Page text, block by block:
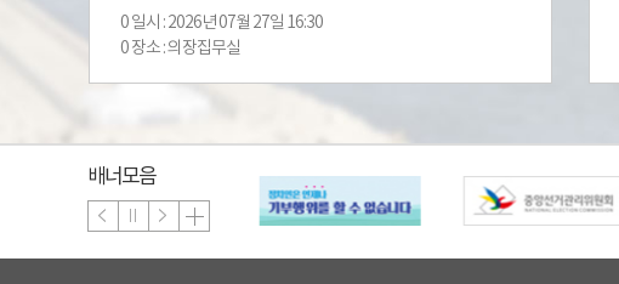
0 일시 : 2026년 07월 27일 16:30
0 장소 : 의장집무실
배너모음